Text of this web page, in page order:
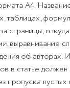
А4.
таблицах,
страницы,
выравнивание
об
в статье
пропуска